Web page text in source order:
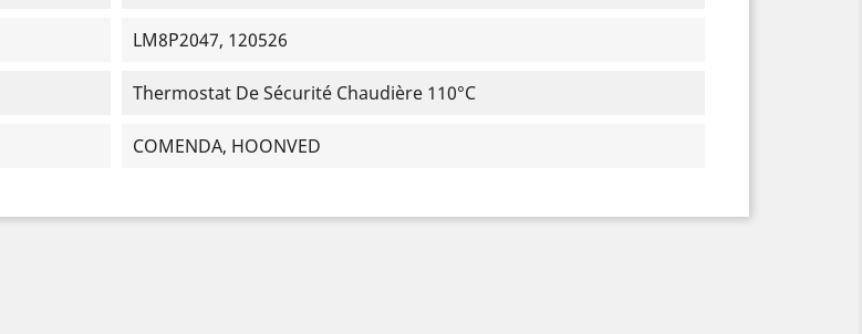
LM8P2047, 120526
Thermostat De Sécurité Chaudière 110°C
COMENDA, HOONVED